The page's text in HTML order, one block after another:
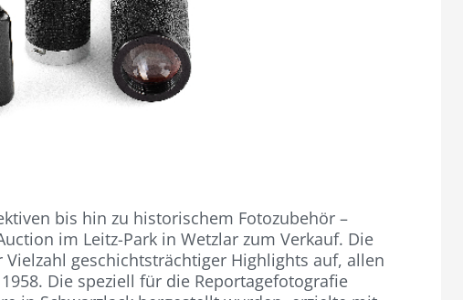
bis hin zu historischem Fotozubehör –
im Leitz-Park in Wetzlar zum Verkauf. Die
geschichtsträchtiger Highlights auf, allen
Die speziell für die Reportagefotografie